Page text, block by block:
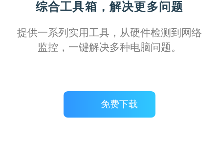
综合工具箱，解决更多问题
提供一系列实用工具，从硬件检测到网络
监控，一键解决多种电脑问题。
免费下载
面对复杂的办公需求，这款软件提供了全方